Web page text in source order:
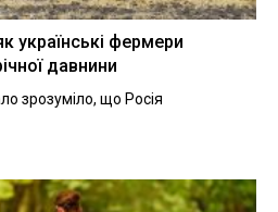
українські фермери
давнини
зрозуміло, що Росія